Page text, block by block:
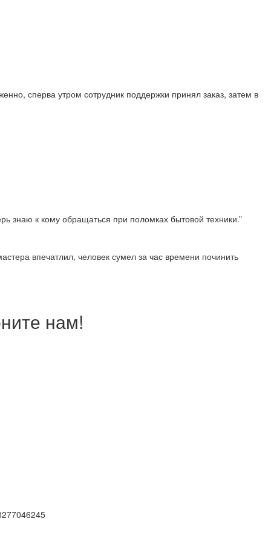
сперва утром сотрудник поддержки принял заказ, затем в
знаю к кому обращаться при поломках бытовой техники.”
впечатлил, человек сумел за час времени починить
нам!